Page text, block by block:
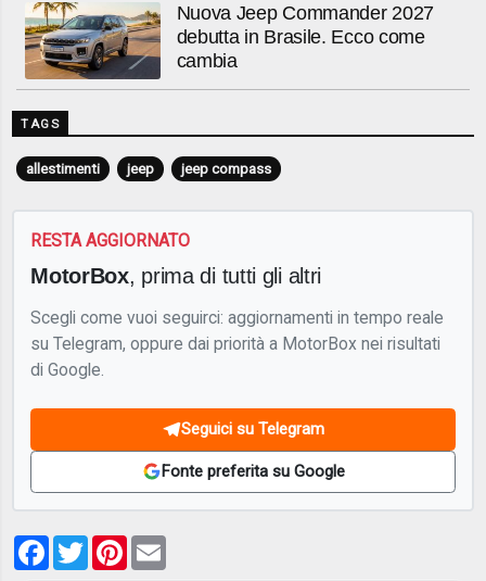
Nuova Jeep Commander 2027
debutta in Brasile. Ecco come
cambia
TAGS
allestimenti jeep jeep compass
RESTA AGGIORNATO
MotorBox, prima di tutti gli altri
Scegli come vuoi seguirci: aggiornamenti in tempo reale
su Telegram, oppure dai priorità a MotorBox nei risultati
di Google.
Seguici su Telegram
Fonte preferita su Google
Facebook
TwitterPinterest